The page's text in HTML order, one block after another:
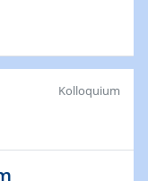
on 2D-Kolloquium